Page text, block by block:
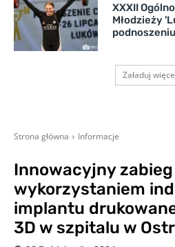
XXXII
Młodzieży
Załaduj